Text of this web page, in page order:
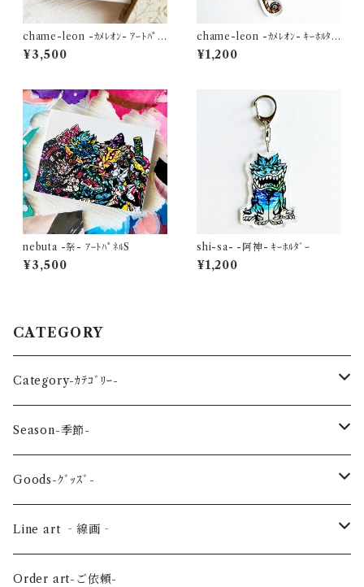
chame-leon -ｶﾒﾚｵﾝ- ｱｰﾄﾊﾟﾈ
ﾙ
¥3,500
chame-leon -ｶﾒﾚｵﾝ- ｷｰﾎﾙﾀﾞ
ｰ
¥1,200
nebuta -祭- ｱｰﾄﾊﾟﾈﾙS
¥3,500
shi-sa- -阿神- ｷｰﾎﾙﾀﾞｰ
¥1,200
CATEGORY
Category-ｶﾃｺﾞﾘｰ-
reptile-爬虫類-
Sea-海の生き物-
Bird-鳥-
Land-陸の生き物-
Season-季節-
Spring-春-
Summer-夏-
Autumn-秋-
Goods-ｸﾞｯｽﾞ-
Key ring -ｷｰﾎﾙﾀﾞｰ
Art panel -ｱｰﾄﾊﾟﾈﾙ-
Line art ‐線画‐
Flower ‐花-
Order art-ご依頼-